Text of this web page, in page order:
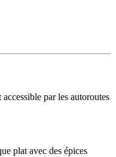
par les autoroutes
plat avec des épices